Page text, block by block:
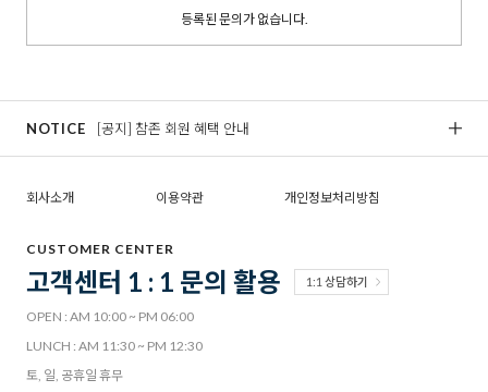
등록된 문의가 없습니다.
NOTICE [공지] 참존 회원 혜택 안내
회사소개 이용약관 개인정보처리방침
CUSTOMER CENTER
고객센터 1 : 1 문의 활용 1:1 상담하기
OPEN : AM 10:00 ~ PM 06:00
LUNCH : AM 11:30 ~ PM 12:30
토, 일, 공휴일 휴무